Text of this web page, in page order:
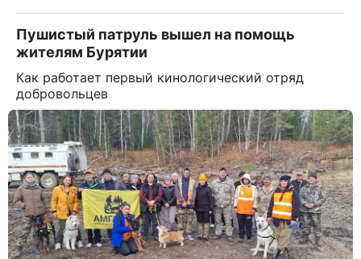
Пушистый патруль вышел на помощь
жителям Бурятии
Как работает первый кинологический отряд
добровольцев